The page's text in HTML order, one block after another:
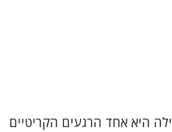
היא אחד הרגעים הקריטיים